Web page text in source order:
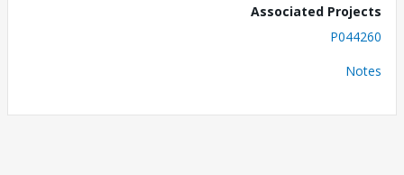
Associated